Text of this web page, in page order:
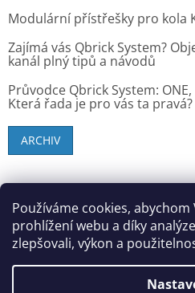
Používáme cookies,
prohlížení webu a díky
zlepšovali, výkon a
Modulární přístřešky pro kola
Zajímá vás Qbrick System?
kanál plný tipů a návodů
Průvodce Qbrick System: ONE,
Která řada je pro vás ta pravá?
ARCHIV